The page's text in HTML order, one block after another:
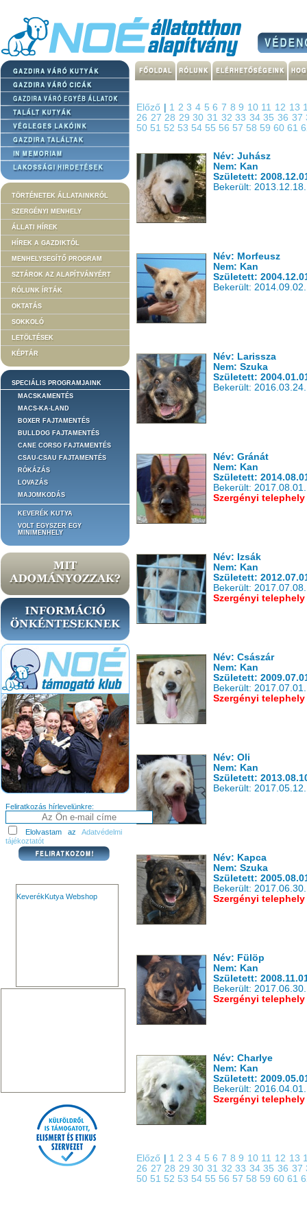
TÖRTÉNETEK ÁLLATAINKRÓL
SZERGÉNYI MENHELY
ÁLLATI HÍREK
HÍREK A GAZDIKTÓL
MENHELYSEGÍTŐ PROGRAM
SZTÁROK AZ ALAPÍTVÁNYÉRT
RÓLUNK ÍRTÁK
OKTATÁS
SOKKOLÓ
LETÖLTÉSEK
KÉPTÁR
SPECIÁLIS PROGRAMJAINK
MACSKAMENTÉS
MACS-KA-LAND
BOXER FAJTAMENTÉS
BULLDOG FAJTAMENTÉS
CANE CORSO FAJTAMENTÉS
CSAU-CSAU FAJTAMENTÉS
RÓKÁZÁS
LOVAZÁS
MAJOMKODÁS
KEVERÉK KUTYA
VOLT EGYSZER EGY
MINIMENHELY
Feliratkozás hírlevelünkre:
Elolvastam az Adatvédelmi
tájékoztatót
KeverékKutya Webshop
Előző 1 234 56 7 89 10 11 12 13
26 2728 293031 3233 343536 37
50 51 52 53 54 55 56 57 58 59 60 61
Név: Juhász
Nem: Kan
Született:
Bekerült: 2013.12.18.
Név: Morfeusz
Nem: Kan
Született:
Bekerült: 2014.09.02.
Név: Larissza
Nem: Szuka
Született:
Bekerült: 2016.03.24.
Név: Gránát
Nem: Kan
Született:
Bekerült: 2017.08.01.
Szergényi telephely
Név: Izsák
Nem: Kan
Született:
Bekerült: 2017.07.08.
Szergényi telephely
Név: Császár
Nem: Kan
Született:
Bekerült: 2017.07.01.
Szergényi telephely
Név: Oli
Nem: Kan
Született:
Bekerült: 2017.05.12.
Név: Kapca
Nem: Szuka
Született:
Bekerült: 2017.06.30.
Szergényi telephely
Név: Fülöp
Nem: Kan
Született:
Bekerült: 2017.06.30.
Szergényi telephely
Név: Charlye
Nem: Kan
Született:
Bekerült: 2016.04.01.
Szergényi telephely
Előző 1 234 56 7 89 10 11 12 13
26 2728 293031 3233 343536 37
50 51 52 53 54 55 56 57 58 59 60 61